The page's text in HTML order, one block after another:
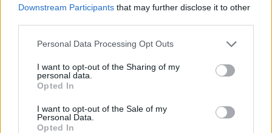
Downstream Participants that may further disclose it to other
Personal Data Processing Opt Outs
I want to opt-out of the Sharing of my
personal data.
Opted In
I want to opt-out of the Sale of my
Personal Data.
Opted In